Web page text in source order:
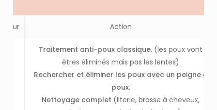
Jour Action
Traitement anti-poux classique. (les poux vont
êtres éliminés mais pas les lentes)
Rechercher et éliminer les poux avec un peigne à
poux.
Nettoyage complet (literie, brosse à cheveux,